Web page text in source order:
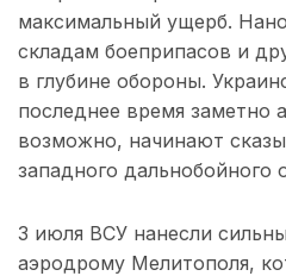
максимальный ущерб.
складам боеприпасов и
в глубине обороны.
последнее время заметно
возможно, начинают
западного дальнобойного
3 июля ВСУ нанесли
аэродрому Мелитополя,